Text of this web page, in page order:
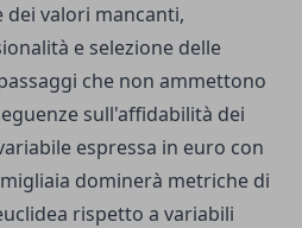
dei valori mancanti,
e selezione delle
che non ammettono
sull'affidabilità dei
espressa in euro con
dominerà metriche di
rispetto a variabili